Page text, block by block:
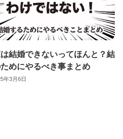
結婚できないってほんと？結
めにやるべき事まとめ
年3月6日